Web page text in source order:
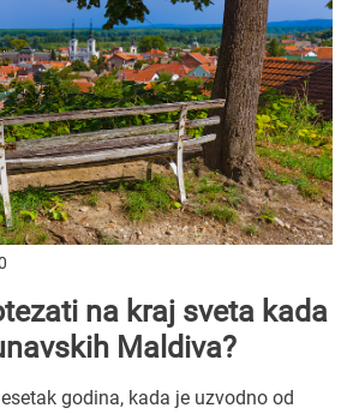
na kraj sveta kada
Maldiva?
godina, kada je uzvodno od